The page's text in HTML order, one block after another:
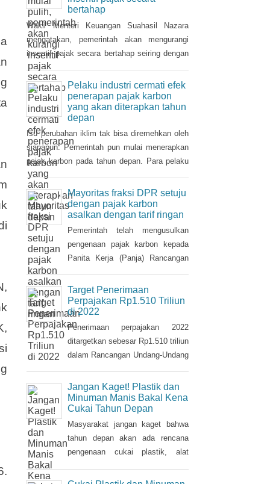
pemerintah (PPN DTP) untuk
sektor properti.
pemulihan ekonomi, otoritas pajak
mulai mencari sektor usaha yang
berpotensi memberikan
sumbangsih besar di tahun depan.
Ekonomi mulai pulih,
pemerintah akan kurangi
insentif pajak secara
bertahap
Wakil Menteri Keuangan Suahasil Nazara
mengatakan, pemerintah akan mengurangi
insentif pajak secara bertahap seiring dengan
perbaikan dan pemulihan ekonomi nasional.
Pelaku industri cermati efek
penerapan pajak karbon
yang akan diterapkan tahun
depan
Isu perubahan iklim tak bisa diremehkan oleh
siapapun. Pemerintah pun mulai menerapkan
pajak karbon pada tahun depan. Para pelaku
industri perlu mencermati dampak pengenaan
pajak tersebut.Mayoritas fraksi DPR setuju
dengan pajak karbon
asalkan dengan tarif ringan
Pemerintah telah mengusulkan
pengenaan pajak karbon kepada
Panita Kerja (Panja) Rancangan
Undang-Undang tentang
Perubahan Kelima atas Undang-
Undang Nomor 6/1983 tentang
Ketentuan Umum dan Tata Cara
Perpajakan (RUU KUP) Komisi XI
DPR.
Target Penerimaan
Perpajakan Rp1.510 Triliun
di 2022
Penerimaan perpajakan 2022
ditargetkan sebesar Rp1.510 triliun
dalam Rancangan Undang-Undang
tentang Anggaran Pendapatan dan
Belanja Negara (RUU APBN)
2022. Nilai ini naik Rp3,1 triliun
dari penerimaan perpajakan dalam
RAPBN 2022 yang sebelumnya
dibacakan Presiden Jokowi
Jangan Kaget! Plastik dan
Minuman Manis Bakal Kena
Cukai Tahun Depan
Masyarakat jangan kaget bahwa
tahun depan akan ada rencana